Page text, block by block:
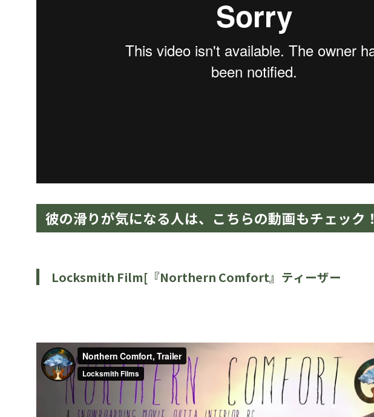
彼の滑りが気になる人は、こちらの動画もチェック！
Locksmith Film[『Northern Comfort』ティーザー